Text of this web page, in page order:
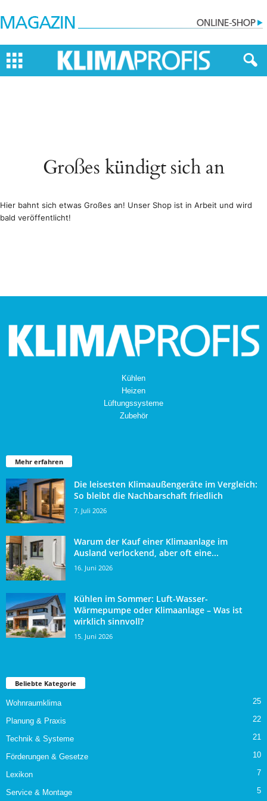
Großes kündigt sich an
Hier bahnt sich etwas Großes an! Unser Shop ist in Arbeit und wird
bald veröffentlicht!
Kühlen
Heizen
Lüftungssysteme
Zubehör
Mehr erfahren
Die leisesten Klimaaußengeräte im Vergleich:
So bleibt die Nachbarschaft friedlich
7. Juli 2026
Warum der Kauf einer Klimaanlage im
Ausland verlockend, aber oft eine...
16. Juni 2026
Kühlen im Sommer: Luft-Wasser-
Wärmepumpe oder Klimaanlage – Was ist
wirklich sinnvoll?
15. Juni 2026
Beliebte Kategorie
Wohnraumklima 25
Planung & Praxis 22
Technik & Systeme 21
Förderungen & Gesetze 10
Lexikon 7
Service & Montage 5